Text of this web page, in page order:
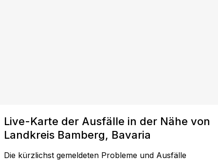
Live-Karte der Ausfälle in der Nähe von
Landkreis Bamberg, Bavaria
Die kürzlichst gemeldeten Probleme und Ausfälle